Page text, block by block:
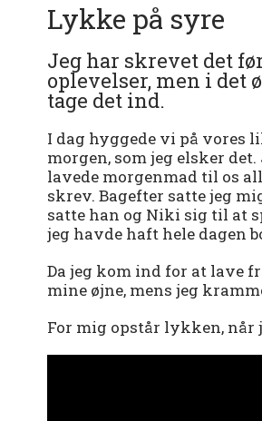
Lykke på syre
Jeg har skrevet det
oplevelser, men i
tage det ind.
I dag hyggede vi på vores
morgen, som jeg elsker
lavede morgenmad til os
skrev. Bagefter satte jeg
satte han og Niki sig til at
jeg havde haft hele dagen
Da jeg kom ind for at lave
mine øjne, mens jeg
For mig opstår lykken,